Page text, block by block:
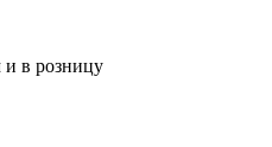
и в розницу